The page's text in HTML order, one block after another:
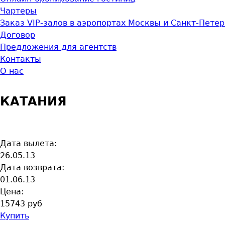
Чартеры
Заказ VIP-залов в аэропортах Москвы и Санкт-
Договор
Предложения для агентств
Контакты
О нас
КАТАНИЯ
Дата вылета:
26.05.13
Дата возврата:
01.06.13
Цена:
15743 руб
Купить